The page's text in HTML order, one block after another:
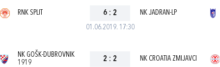
01.06.2019. 17:30
RNK SPLIT 6 : 2 NK JADRAN-LP
NK GOŠK-DUBROVNIK
1919
2 : 2 NK CROATIA ZMIJAVCI